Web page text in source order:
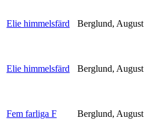
Elie himmelsfärd Berglund, August
Elie himmelsfärd Berglund, August
Fem farliga F Berglund, August